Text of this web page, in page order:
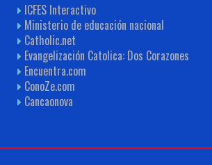
ICFES Interactivo
Ministerio de educación nacional
Catholic.net
Evangelización Catolica: Dos Corazones
Encuentra.com
ConoZe.com
Cancaonova